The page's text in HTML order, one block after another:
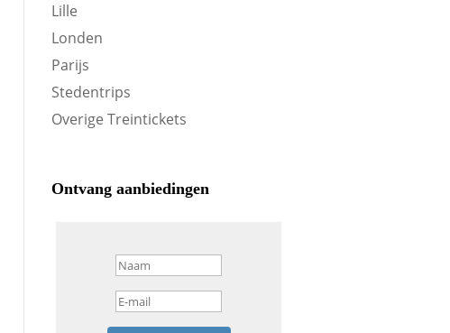
Lille
Londen
Parijs
Stedentrips
Overige Treintickets
Ontvang aanbiedingen